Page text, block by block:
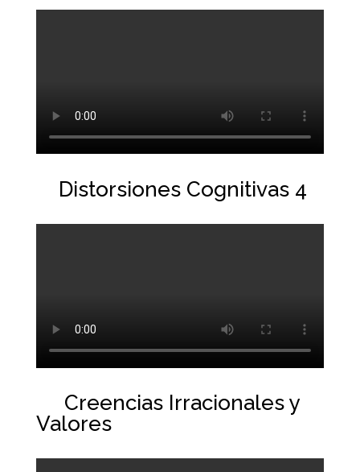
Distorsiones Cognitivas 4
Creencias Irracionales y
Valores